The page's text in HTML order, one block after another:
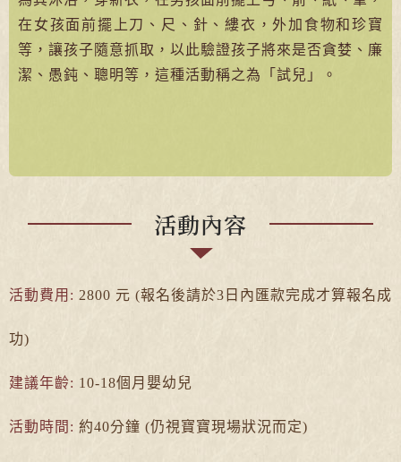
在女孩面前擺上刀、尺、針、縷衣，外加食物和珍寶
等，讓孩子隨意抓取，以此驗證孩子將來是否貪婪、廉
潔、愚鈍、聰明等，這種活動稱之為「試兒」。
活動內容
活動費用: 2800 元 (報名後請於3日內匯款完成才算報名成
功)
建議年齡: 10-18個月嬰幼兒
活動時間: 約40分鐘 (仍視寶寶現場狀況而定)